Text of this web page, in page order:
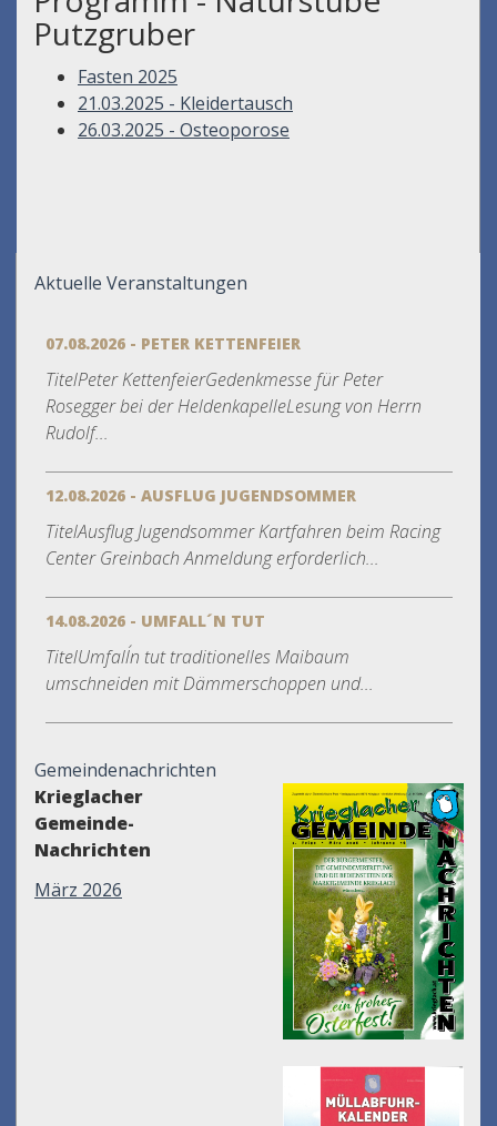
Putzgruber
Fasten 2025
21.03.2025 - Kleidertausch
26.03.2025 - Osteoporose
Aktuelle Veranstaltungen
07.08.2026 - PETER KETTENFEIER
TitelPeter KettenfeierGedenkmesse für Peter
Rosegger bei der HeldenkapelleLesung von Herrn
Rudolf...
12.08.2026 - AUSFLUG JUGENDSOMMER
TitelAusflug Jugendsommer Kartfahren beim Racing
Center Greinbach Anmeldung erforderlich...
14.08.2026 - UMFALL´N TUT
TitelUmfall´n tut traditionelles Maibaum
umschneiden mit Dämmerschoppen und...
Gemeindenachrichten
Krieglacher
Gemeinde-
Nachrichten
März 2026